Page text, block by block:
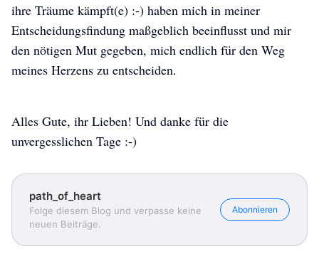
ihre Träume kämpft(e) :-) haben mich in meiner
Entscheidungsfindung maßgeblich beeinflusst und mir
den nötigen Mut gegeben, mich endlich für den Weg
meines Herzens zu entscheiden.
Alles Gute, ihr Lieben! Und danke für die
unvergesslichen Tage :-)
path_of_heart
Folge diesem Blog und verpasse keine
neuen Beiträge.
Abonnieren